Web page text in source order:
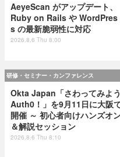
AeyeScan がアップデート、
Ruby on Rails や WordPres
s の最新脆弱性に対応
2026.8.6 Thu 8:00
研修・セミナー・カンファレンス
Okta Japan「さわってみよう
Auth0！」を9月11日に大阪
開催 ～ 初心者向けハンズオ
＆解説セッション
2026.8.6 Thu 8:10